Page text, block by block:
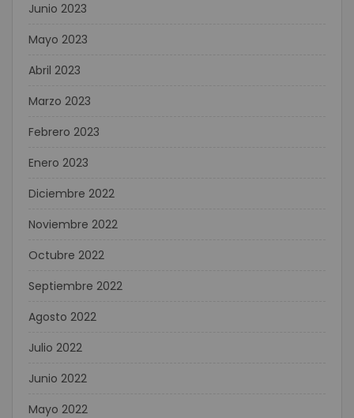
Junio 2023
Mayo 2023
Abril 2023
Marzo 2023
Febrero 2023
Enero 2023
Diciembre 2022
Noviembre 2022
Octubre 2022
Septiembre 2022
Agosto 2022
Julio 2022
Junio 2022
Mayo 2022